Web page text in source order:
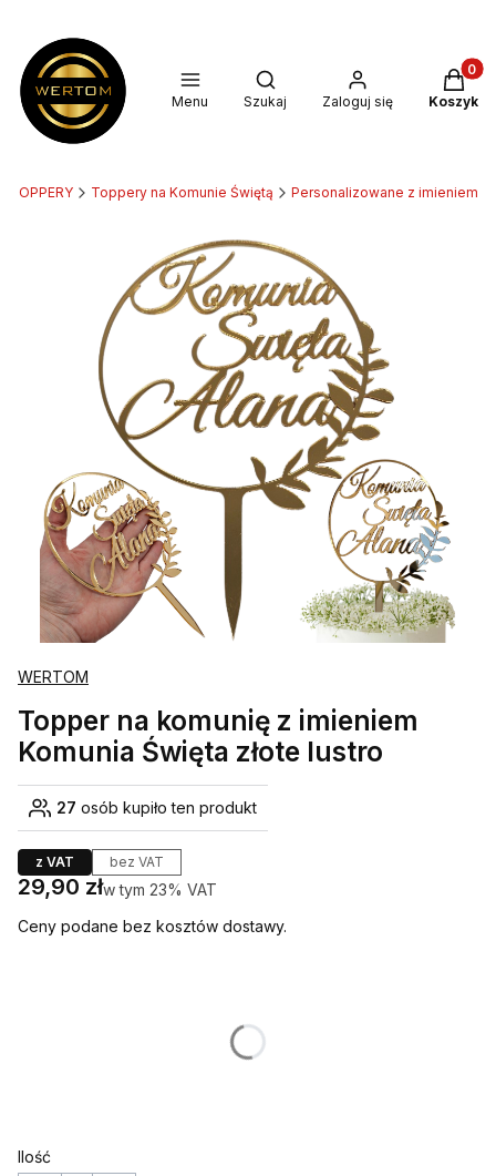
Menu
Otwórz wyszukiwarkę
Szukaj Zaloguj się Koszyk
TOPPERY Toppery na Komunie Świętą Personalizowane z imieniem
WERTOM
Topper na komunię z imieniem
Komunia Święta złote lustro
27 osób kupiło ten produkt
z VAT bez VAT
Cena
29,90 złw tym 23% VAT
w tym 23% VAT
Ceny podane bez kosztów dostawy.
Ilość